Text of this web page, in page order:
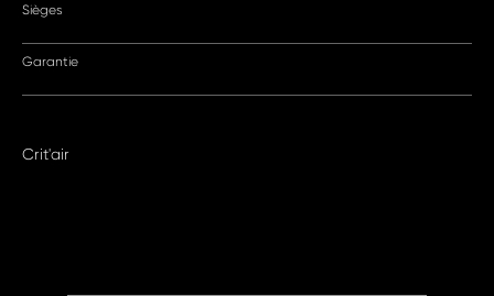
Sièges
Garantie
Crit'air